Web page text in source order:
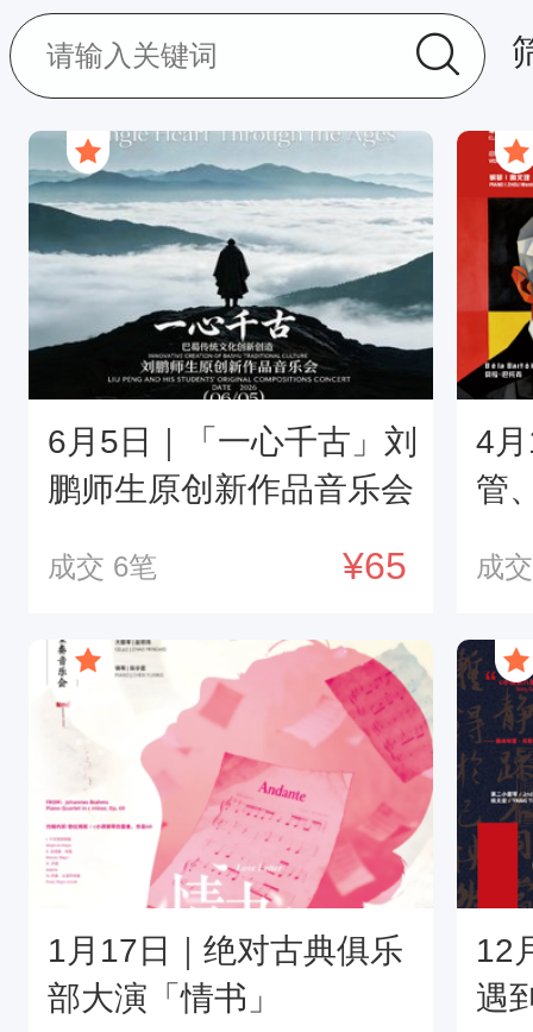
6月5日｜「一心千古」刘
鹏师生原创新作品音乐会
¥65
成交 6笔
4
管
成
1月17日｜绝对古典俱乐
部大演「情书」
12
遇